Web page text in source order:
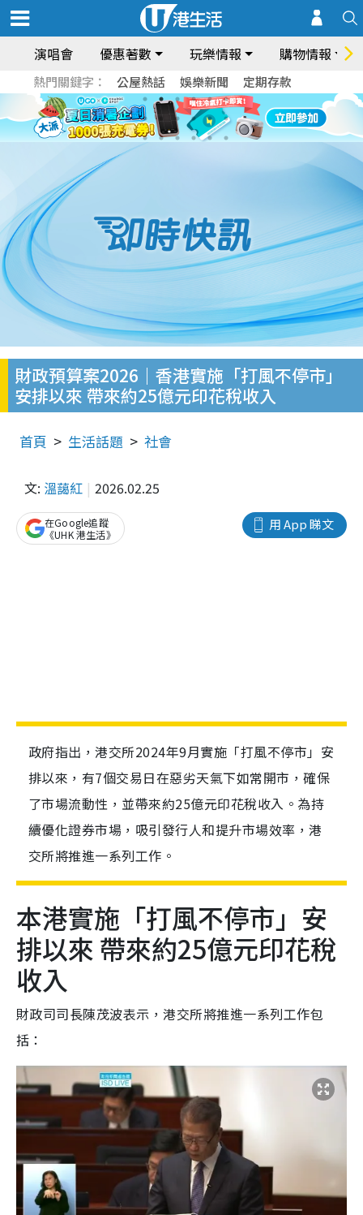
演唱會 優惠著數 玩樂情報 購物情報
熱門關鍵字： 公屋熱話 娛樂新聞 定期存款
財政預算案2026｜香港實施「打風不停市」
安排以來 帶來約25億元印花稅收入
首頁 生活話題 社會
文: 溫藹紅 2026.02.25
用 App 睇文
在Google追蹤
《UHK 港生活》
政府指出，港交所2024年9月實施「打風不停市」安
排以來，有7個交易日在惡劣天氣下如常開市，確保
了市場流動性，並帶來約25億元印花稅收入。為持
續優化證券市場，吸引發行人和提升市場效率，港
交所將推進一系列工作。
本港實施「打風不停市」安
排以來 帶來約25億元印花稅
收入
財政司司長陳茂波表示，港交所將推進一系列工作包
括：